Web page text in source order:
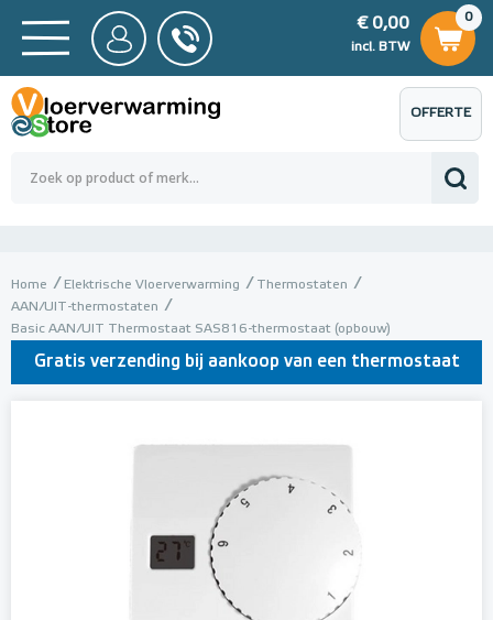
BTW
0,00
0
€ 0,00
incl. BTW
€ 0,00
OFFERTE
AANVRAGEN
Home Elektrische Vloerverwarming
Thermostaten
AAN/UIT-thermostaten
Basic AAN/UIT Thermostaat SAS816-thermostaat (opbouw)
Gratis verzending bij aankoop van een thermostaat